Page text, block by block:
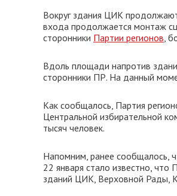
Вокруг здания ЦИК
входа продолжается монтаж
сторонники Партии регионов,
Вдоль площади напротив
сторонники ПР. На данный
Как сообщалось, Партия
Центральной избирательной
тысяч человек.
Напомним, ранее сообщалось,
22 января стало известно, что
зданий ЦИК, Верховной Рады,